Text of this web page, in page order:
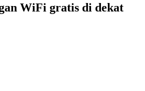
WiFi gratis di dekat